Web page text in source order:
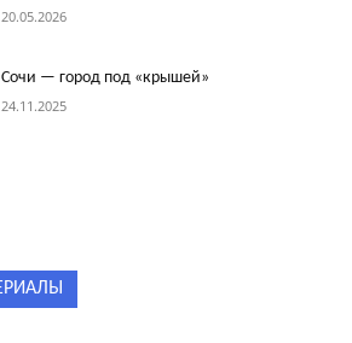
20.05.2026
Сочи — город под «крышей»
24.11.2025